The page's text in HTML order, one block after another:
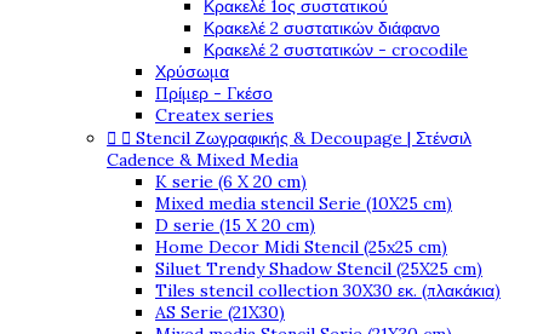
Κρακελέ 1ος συστατικού
Κρακελέ 2 συστατικών διάφανο
Κρακελέ 2 συστατικών - crocodile
Χρύσωμα
Πρίμερ - Γκέσο
Createx series
  Stencil Ζωγραφικής & Decoupage | Στένσιλ
Cadence & Mixed Media
K serie (6 X 20 cm)
Mixed media stencil Serie (10X25 cm)
D serie (15 X 20 cm)
Home Decor Midi Stencil (25x25 cm)
Siluet Trendy Shadow Stencil (25X25 cm)
Tiles stencil collection 30X30 εκ. (πλακάκια)
AS Serie (21X30)